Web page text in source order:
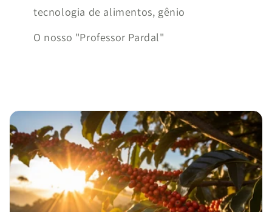
tecnologia de alimentos, gênio
O nosso "Professor Pardal"